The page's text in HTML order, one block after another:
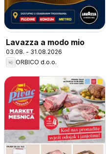
Lavazza a modo mio
03.08. - 31.08.2026
ORBICO d.o.o.